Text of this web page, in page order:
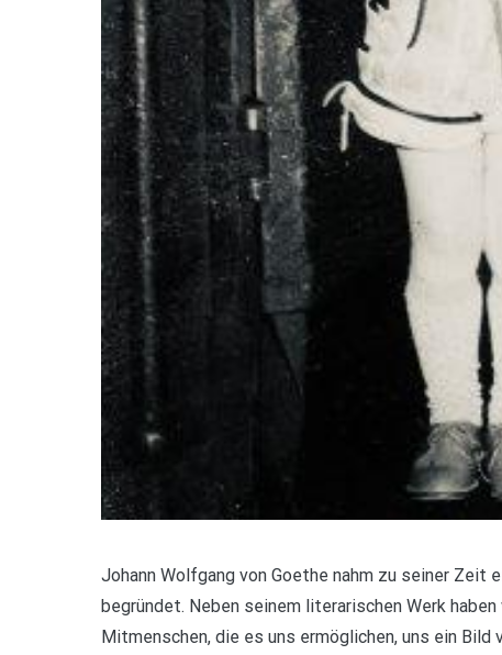
Johann Wolfgang von Goethe nahm zu seiner
begründet. Neben seinem literarischen Werk
Mitmenschen, die es uns ermöglichen, uns ein